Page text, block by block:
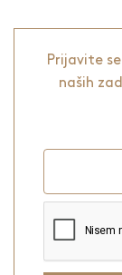
Prijavite
naših